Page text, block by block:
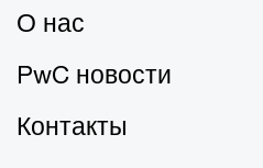
О нас
PwC новости
Контакты